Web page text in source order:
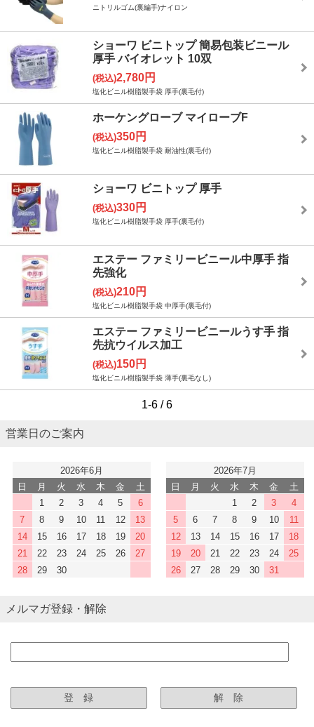
ニトリルゴム(裏編手)ナイロン
ショーワ ビニトップ 簡易包装ビニール
厚手 バイオレット 10双
(税込)2,780円
塩化ビニル樹脂製手袋 厚手(裏毛付)
ホーケングローブ マイローブF
(税込)350円
塩化ビニル樹脂製手袋 耐油性(裏毛付)
ショーワ ビニトップ 厚手
(税込)330円
塩化ビニル樹脂製手袋 厚手(裏毛付)
エステー ファミリービニール中厚手 指
先強化
(税込)210円
塩化ビニル樹脂製手袋 中厚手(裏毛付)
エステー ファミリービニールうす手 指
先抗ウイルス加工
(税込)150円
塩化ビニル樹脂製手袋 薄手(裏毛なし)
1-6 / 6
営業日のご案内
2026年6月
日
月 火 水 木 金
土
1
2 3 4 5
6
7
8 9 10 11 12
13
14
15 16 17 18 19
20
21
22 23 24 25 26
27
28
29 30
2026年7月
日
月 火 水 木 金
土
1
2 3
4
5
6 7 8 9 10
11
12
13 14 15 16 17
18
19
20 21 22 23 24
25
26
27 28 29 30 31
メルマガ登録・解除